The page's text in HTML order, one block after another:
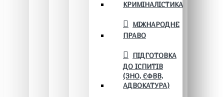
КРИМІНАЛІСТИКА
МІЖНАРОДНЕ
ПРАВО
ПІДГОТОВКА
ДО ІСПИТІВ
(ЗНО, ЄФВВ,
АДВОКАТУРА)